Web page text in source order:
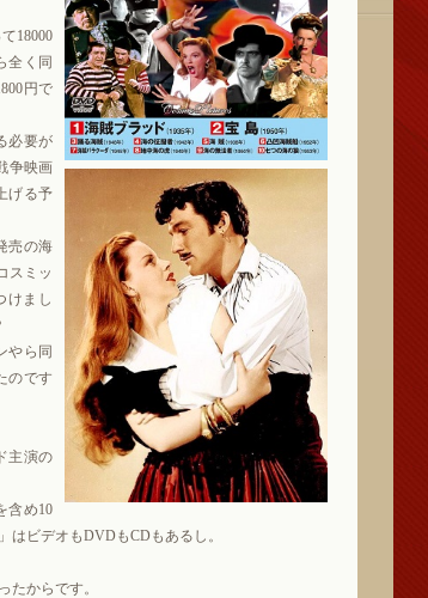
18000
全く同
円で
必要が
争映画
げる予
売の海
スミッ
けまし
やら同
のです
主演の
含め10
はビデオもDVDもCDもあるし。
からです。